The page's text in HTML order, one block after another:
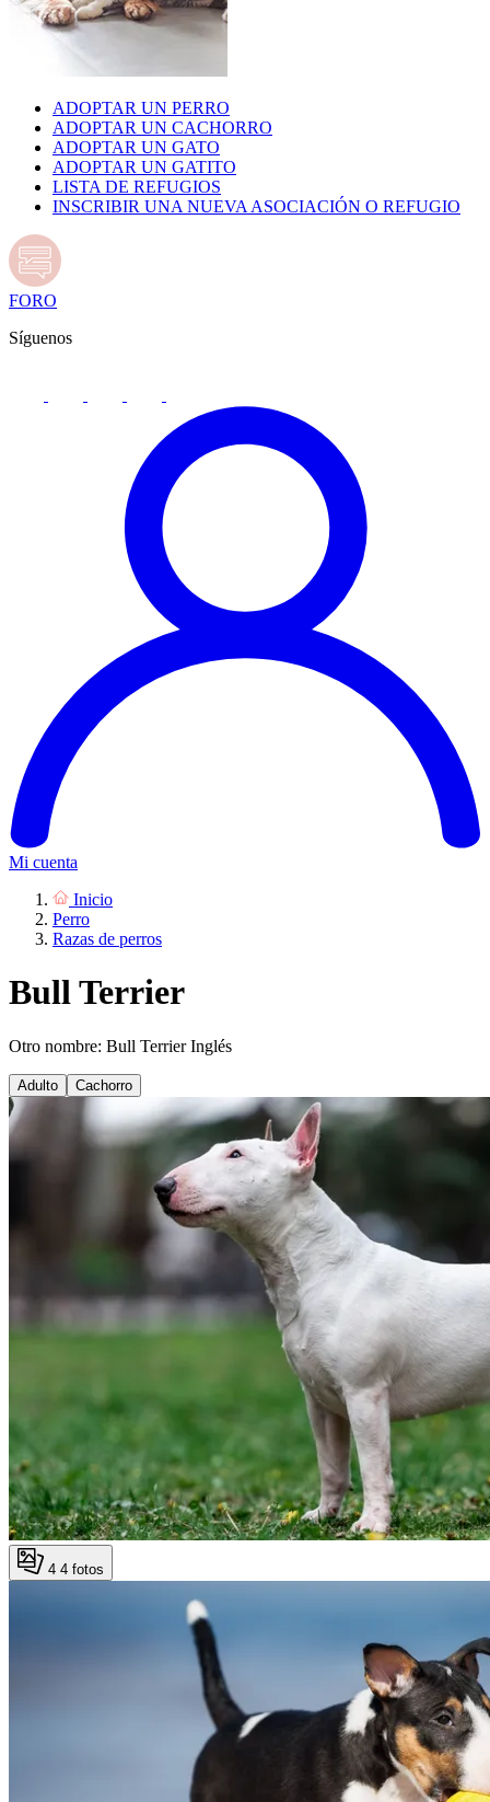
ADOPTAR UN PERRO
ADOPTAR UN CACHORRO
ADOPTAR UN GATO
ADOPTAR UN GATITO
LISTA DE REFUGIOS
INSCRIBIR UNA NUEVA ASOCIACIÓN O REFUGIO
FORO
Síguenos
Mi cuenta
Inicio
Perro
Razas de perros
Bull Terrier
Otro nombre: Bull Terrier Inglés
Adulto Cachorro
4 4 fotos